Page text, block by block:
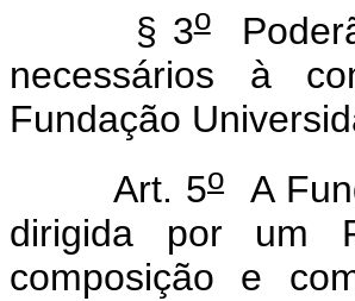
§ 3o
necessários à
Fundação
Art. 5o
A
dirigida por um
composição e